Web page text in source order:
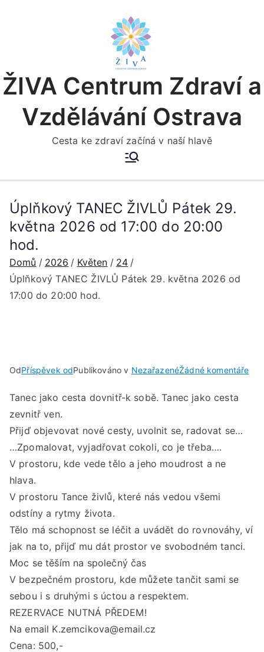
ŽIVA Centrum Zdraví a
Vzdělávání Ostrava
Cesta ke zdraví začíná v naší hlavě
Úplňkový TANEC ŽIVLŮ Pátek 29.
května 2026 od 17:00 do 20:00
hod.
Domů 2026 Květen
24
Úplňkový TANEC ŽIVLŮ Pátek 29. května 2026 od
17:00 do 20:00 hod.
OdPříspěvek odPublikováno v NezařazenéŽádné komentářeu
Tanec jako cesta dovnitř-k sobě. Tanec jako cesta
zevnitř ven.
Přijď objevovat nové cesty, uvolnit se, radovat se…
…Zpomalovat, vyjadřovat cokoli, co je třeba….
V prostoru, kde vede tělo a jeho moudrost a ne
hlava.
V prostoru Tance živlů, které nás vedou všemi
odstíny a rytmy života.
Tělo má schopnost se léčit a uvádět do rovnováhy, ví
jak na to, přijď mu dát prostor ve svobodném tanci.
Moc se těším na společný čas
V bezpečném prostoru, kde můžete tančit sami se
sebou i s druhými s úctou a respektem.
REZERVACE NUTNÁ PŘEDEM!
Na email K.zemcikova@email.cz
Cena: 500,-